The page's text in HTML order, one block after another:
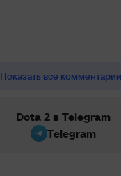
Показать все комментарии
Dota 2 в Telegram
Telegram